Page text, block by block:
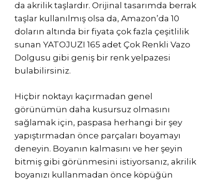
da akrilik taşlardır. Orijinal tasarımda berrak
taşlar kullanılmış olsa da, Amazon’da 10
doların altında bir fiyata çok fazla çeşitlilik
sunan YATOJUZI 165 adet Çok Renkli Vazo
Dolgusu gibi geniş bir renk yelpazesi
bulabilirsiniz.
Hiçbir noktayı kaçırmadan genel
görünümün daha kusursuz olmasını
sağlamak için, paspasa herhangi bir şey
yapıştırmadan önce parçaları boyamayı
deneyin. Boyanın kalmasını ve her şeyin
bitmiş gibi görünmesini istiyorsanız, akrilik
boyanızı kullanmadan önce köpüğün